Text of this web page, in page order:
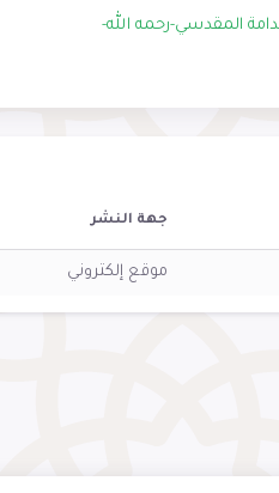
جهة النشر
موقع إلكتروني